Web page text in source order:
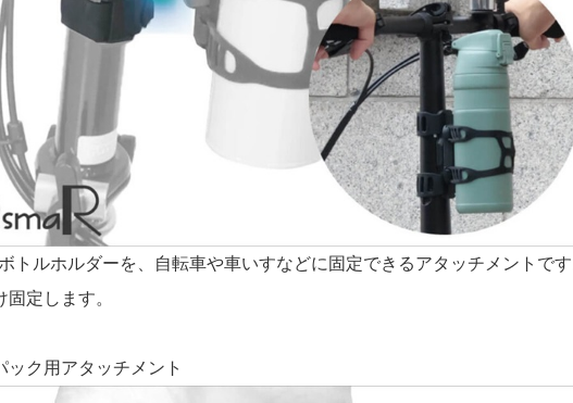
トルホルダーを、自転車や車いすなどに固定できるアタッチメントで
固定します。
ック用アタッチメント